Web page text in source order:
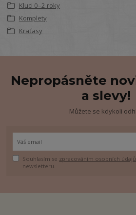
Kluci 0–2 roky
Komplety
Kraťasy
Nepropásněte
a slevy!
Můžete se kdykoli
Souhlasím se zpracováním osobních údajů
newsletteru.